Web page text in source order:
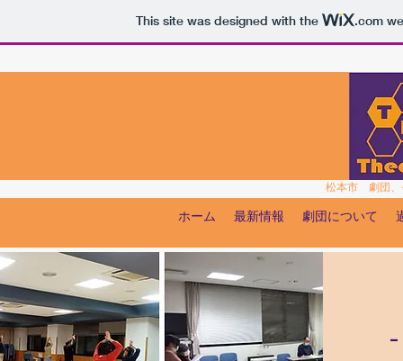
This site was designed with the .com
松本市 劇団
ホーム 最新情報 劇団について
-